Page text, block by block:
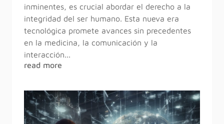
inminentes, es crucial abordar el derecho a la
integridad del ser humano. Esta nueva era
tecnológica promete avances sin precedentes
en la medicina, la comunicación y la
interacción...
read more